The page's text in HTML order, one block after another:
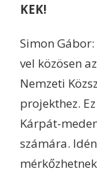
KEK!
Simon Gábor:
vel közösen
Nemzeti
projekthez.
Kárpát-
számára.